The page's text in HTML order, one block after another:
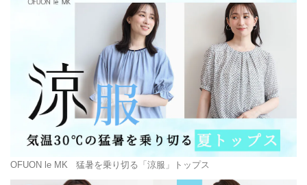
OFUON le MK 猛暑を乗り切る「涼服」トップス